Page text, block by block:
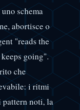
schema
abortisce o
"reads the
going".
che
i ritmi
noti, la